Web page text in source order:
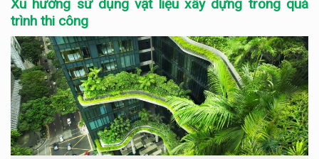
Xu hướng sử dụng vật liệu xây dựng trong quá
trình thi công